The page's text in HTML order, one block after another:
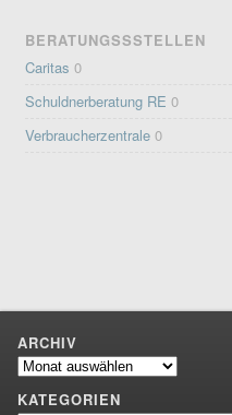
BERATUNGSSSTELLEN
Caritas 0
Schuldnerberatung RE 0
Verbraucherzentrale 0
ARCHIV
Archiv
KATEGORIEN